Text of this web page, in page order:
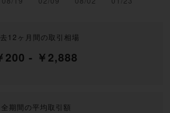
12ヶ月間の取引相場
200 - ￥2,888
全期間の平均取引額